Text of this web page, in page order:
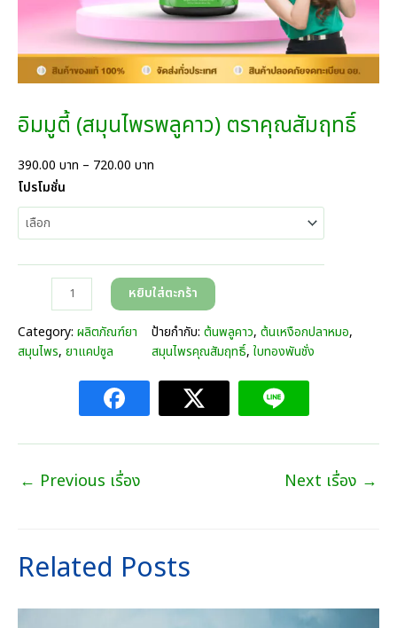
อิมมูตี้ (สมุนไพรพลูคาว) ตราคุณสัมฤทธิ์
390.00 บาท – 720.00 บาท
i
e
r
a
n
e
:
3
0
h
o
โปรโมชั่น
ว
น
(
มุ
ร
พ
หยิบใส่ตะกร้า
Category: ผลิตภัณฑ์ยา
สมุนไพร, ยาแคปซูล
ป้ายกำกับ: ต้นพลูคาว, ต้นเหงือกปลาหมอ
สมุนไพรคุณสัมฤทธิ์, ใบทองพันชั่ง
← Previous เรื่อง Next เรื่อง →
Related Posts